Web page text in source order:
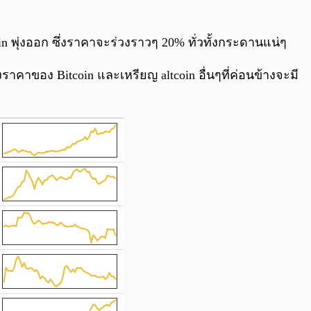
พุ่งออก ซึ่งราคาจะร่วงราวๆ 20% ทั่วทั้งกระดานแน่ๆ
าคาของ Bitcoin และเหรียญ altcoin อื่นๆที่ค่อนข้างจะมี